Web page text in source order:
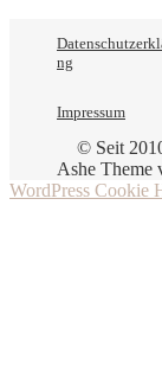
ng
Impressum
© Seit
Ashe Theme
WordPress Cookie